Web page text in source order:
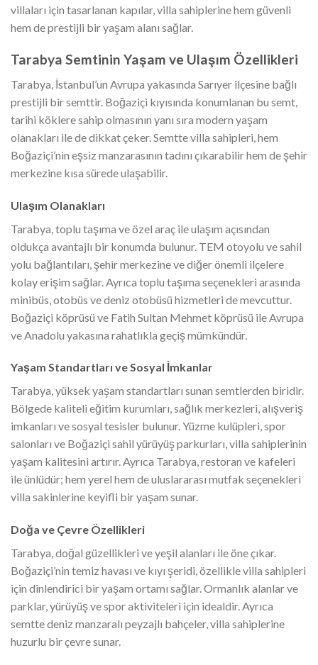
villaları için tasarlanan kapılar, villa sahiplerine hem güvenli
hem de prestijli bir yaşam alanı sağlar.
Tarabya Semtinin Yaşam ve Ulaşım Özellikleri
Tarabya, İstanbul’un Avrupa yakasında Sarıyer ilçesine bağlı
prestijli bir semttir. Boğaziçi kıyısında konumlanan bu semt,
tarihi köklere sahip olmasının yanı sıra modern yaşam
olanakları ile de dikkat çeker. Semtte villa sahipleri, hem
Boğaziçi’nin eşsiz manzarasının tadını çıkarabilir hem de şehir
merkezine kısa sürede ulaşabilir.
Ulaşım Olanakları
Tarabya, toplu taşıma ve özel araç ile ulaşım açısından
oldukça avantajlı bir konumda bulunur. TEM otoyolu ve sahil
yolu bağlantıları, şehir merkezine ve diğer önemli ilçelere
kolay erişim sağlar. Ayrıca toplu taşıma seçenekleri arasında
minibüs, otobüs ve deniz otobüsü hizmetleri de mevcuttur.
Boğaziçi köprüsü ve Fatih Sultan Mehmet köprüsü ile Avrupa
ve Anadolu yakasına rahatlıkla geçiş mümkündür.
Yaşam Standartları ve Sosyal İmkanlar
Tarabya, yüksek yaşam standartları sunan semtlerden biridir.
Bölgede kaliteli eğitim kurumları, sağlık merkezleri, alışveriş
imkanları ve sosyal tesisler bulunur. Yüzme kulüpleri, spor
salonları ve Boğaziçi sahil yürüyüş parkurları, villa sahiplerinin
yaşam kalitesini artırır. Ayrıca Tarabya, restoran ve kafeleri
ile ünlüdür; hem yerel hem de uluslararası mutfak seçenekleri
villa sakinlerine keyifli bir yaşam sunar.
Doğa ve Çevre Özellikleri
Tarabya, doğal güzellikleri ve yeşil alanları ile öne çıkar.
Boğaziçi’nin temiz havası ve kıyı şeridi, özellikle villa sahipleri
için dinlendirici bir yaşam ortamı sağlar. Ormanlık alanlar ve
parklar, yürüyüş ve spor aktiviteleri için idealdir. Ayrıca
semtte deniz manzaralı peyzajlı bahçeler, villa sahiplerine
huzurlu bir çevre sunar.